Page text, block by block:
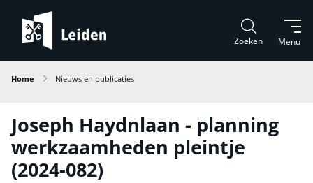
Menu
Zoeken
Home Nieuws en publicaties
Joseph Haydnlaan - planning
werkzaamheden pleintje
(2024-082)